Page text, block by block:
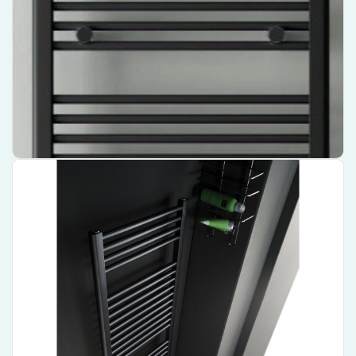
Uitzonderlijke warmteafgifte van het topmerk Instamat
Elegant zwart design voor een moderne uitstraling
Praktische afmetingen van 113 cm x 60 cm voor optimale
€ 313,69
Bekijk product
Instamat Rondo Lux Handdoekradiator – 149 cm x 60,7 cm –
Verfraai uw badkamer met deze luxe handdoekradiator
Biedt voldoende ruimte voor handdoeken dankzij de royale
afmetingen van 149 cm x 60,7 cm
Met zijn strakke witte afwerking past hij perfect in elke moderne
Bekijk product